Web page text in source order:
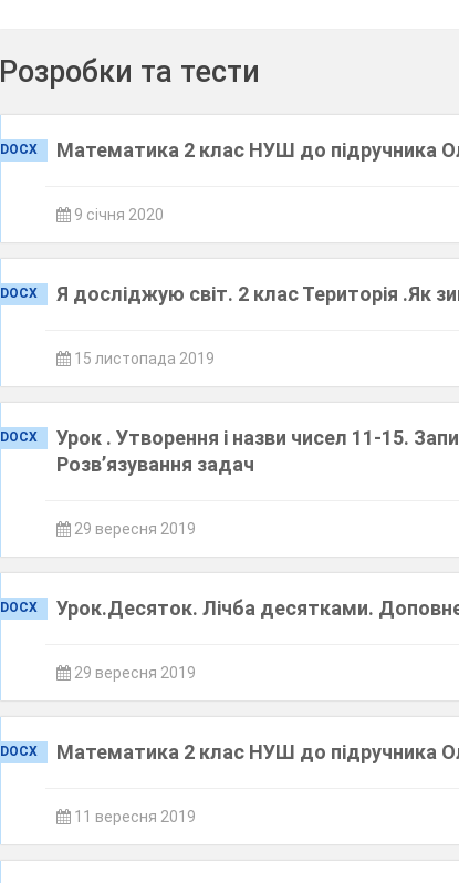
Розробки та тести
DOCX Математика 2 клас НУШ до підручника
9 січня 2020
DOCX Я досліджую світ. 2 клас Територія .Як
15 листопада 2019
DOCX
Урок . Утворення і назви чисел 11-15.
Розв’язування задач
29 вересня 2019
DOCX Урок.Десяток. Лічба десятками.
29 вересня 2019
DOCX Математика 2 клас НУШ до підручника
11 вересня 2019